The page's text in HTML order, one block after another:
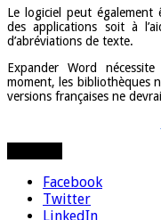
Le logiciel peut également
des applications soit à
d’abréviations de texte.
Expander Word
moment, les bibliothèques
versions françaises ne
Facebook
Twitter
LinkedIn